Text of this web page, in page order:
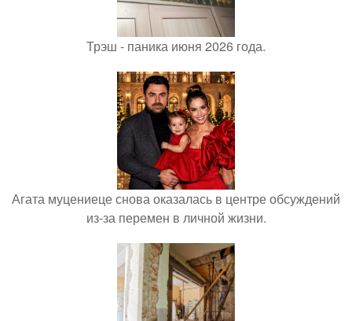
Трэш - паника июня 2026 года.
Агата муцениеце снова оказалась в центре обсуждений
из-за перемен в личной жизни.